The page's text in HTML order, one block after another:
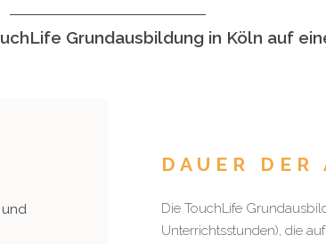
Grundausbildung in Köln auf
und
DAUER DER
Die TouchLife
Unterrichtsstunden), die